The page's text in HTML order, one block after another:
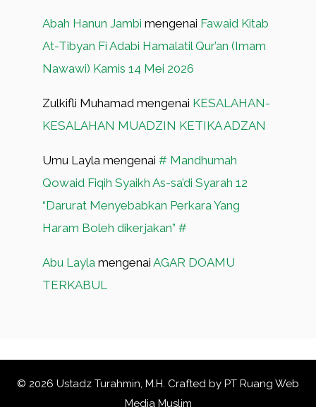
Abah Hanun Jambi mengenai Fawaid Kitab
At-Tibyan Fi Adabi Hamalatil Qur’an (Imam
Nawawi) Kamis 14 Mei 2026
Zulkifli Muhamad mengenai KESALAHAN-
KESALAHAN MUADZIN KETIKA ADZAN
Umu Layla mengenai # Mandhumah
Qowaid Fiqih Syaikh As-sa’di Syarah 12
“Darurat Menyebabkan Perkara Yang
Haram Boleh dikerjakan” #
Abu Layla mengenai AGAR DOAMU
TERKABUL
© 2026 Ustadz Turahmin, M.H. Crafted by PT Ruang Web
Media Muslim